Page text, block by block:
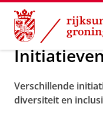
Skip
Content
Skip
Navigation
Over ons
Verschillende
diversiteit en